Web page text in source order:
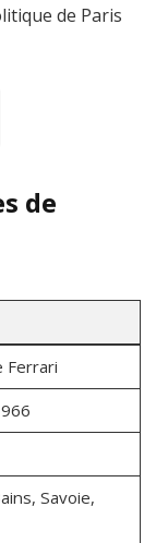
de Paris
de
Ferrari
Savoie,